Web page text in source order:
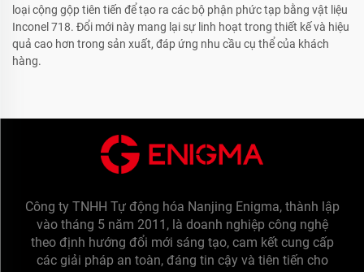
loại cộng gộp tiên tiến để tạo ra các bộ phận phức tạp bằng vật liệu
Inconel 718. Đổi mới này mang lại sự linh hoạt trong thiết kế và hiệu
quả cao hơn trong sản xuất, đáp ứng nhu cầu cụ thể của khách
hàng.
Công ty TNHH Tự động hóa Nanjing Enigma, thành lập
vào tháng 5 năm 2011, là doanh nghiệp công nghệ
theo định hướng đổi mới sáng tạo, cam kết cung cấp
các giải pháp an toàn, đáng tin cậy và tiên tiến cho